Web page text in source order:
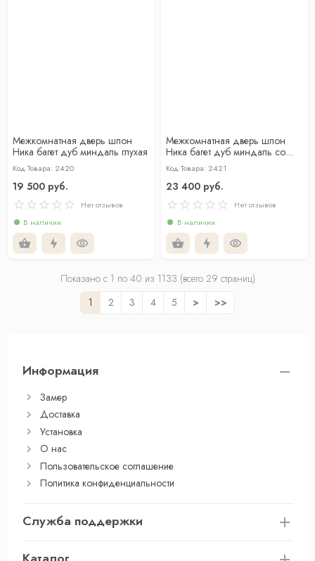
Межкомнатная дверь шпон
Ника багет дуб миндаль глухая
Код Товара: 2420
19 500 руб.
Нет отзывов
В наличии
Межкомнатная дверь шпон
Ника багет дуб миндаль со
стеклом
Код Товара: 2421
23 400 руб.
Нет отзывов
В наличии
Показано с 1 по 40 из 1133 (всего 29 страниц)
1
2 3 4 5 > >>
Информация
Замер
Доставка
Установка
О нас
Пользовательское соглашение
Политика конфиденциальности
Служба поддержки